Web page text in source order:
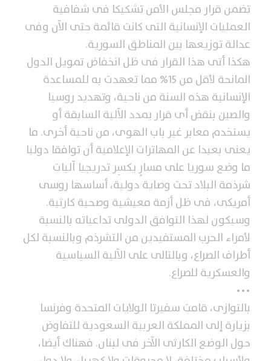
تضمن قرار مجلس الأمن تشكيكا فى شفافية
العمليات الإنسانية التى كانت قائمة حتى الآن وفى
عدالة توزيعها بين المناطق السورية.
هكذا أتى هذا القرار فى ظل انخفاض تمويل الدول
المانحة لأقل من 15% مما تعهدت به للمساعدة
الإنسانية هذه السنة من ناحية، وتهديد روسيا
والصين بنقض أى قرار يمدد الآلية السابقة أو
يستخدم معابر غير باب الهوى، من ناحية أخرى. ما
يعنى بعيدا عن المهاترات الإعلامية أن توافقا دوليا
ما وضع سوريا على مسارٍ يكسِر تدريجيا آليات
شرذمة البلاد تحت وصاية دولية، أساسها روسى
أمريكى، فى ظل أزمة معيشية وصحية كارثية.
وسيكون لهذا التوافق الدولى تداعياته بالنسبة
لأمراء الحرب المستفيدين من التشرذم وبالنسبة لكل
أطراف الصراع، وبالتالى على الآلية السياسية
والعسكرية للصراع.
•••
بالتوازى، قامت سفيرتا الولايات المتحدة وفرنسا
بزيارة إلى المملكة العربية السعودية للتفاوض
حول الوضع الكارثى الآخر فى لبنان. فهناك أيضا،